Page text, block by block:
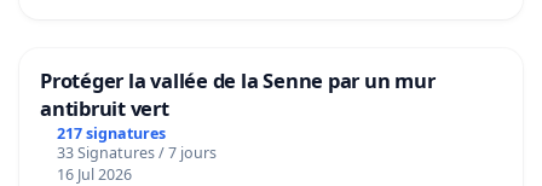
Protéger la vallée de la Senne par un mur
antibruit vert
217 signatures
33 Signatures / 7 jours
16 Jul 2026